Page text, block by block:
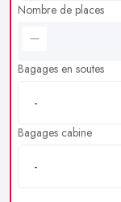
Nombre de places
Bagages en soutes
Bagages cabine